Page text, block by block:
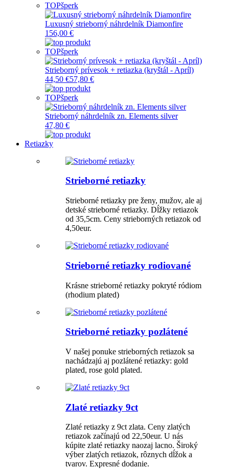
TOPšperk
Luxusný strieborný náhrdelník Diamonfire
156,00 €
TOPšperk
Strieborný prívesok + retiazka (kryštál - Apríl)
44,50 €57,80 €
TOPšperk
Strieborný náhrdelník zn. Elements silver
47,80 €
Retiazky
Strieborné retiazky
Strieborné retiazky pre ženy, mužov, ale aj
detské strieborné retiazky. Dĺžky retiazok
od 35,5cm. Ceny strieborných retiazok od
4,50eur.
Strieborné retiazky rodiované
Krásne strieborné retiazky pokryté ródiom
(rhodium plated)
Strieborné retiazky pozlátené
V našej ponuke strieborných retiazok sa
nachádzajú aj pozlátené retiazky: gold
plated, rose gold plated.
Zlaté retiazky 9ct
Zlaté retiazky z 9ct zlata. Ceny zlatých
retiazok začínajú od 22,50eur. U nás
kúpite zlaté retiazky naozaj lacno. Široký
výber zlatých retiazok, rôznych dĺžok a
tvarov. Expresné dodanie.